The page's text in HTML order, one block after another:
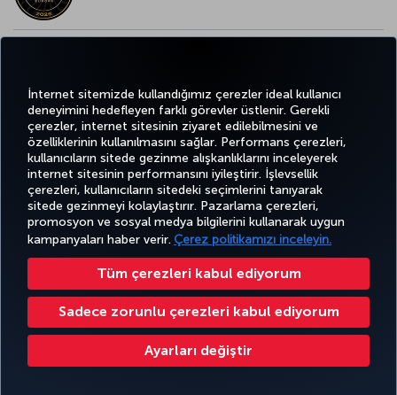
İnternet sitemizde kullandığımız çerezler ideal kullanıcı
deneyimini hedefleyen farklı görevler üstlenir. Gerekli
çerezler, internet sitesinin ziyaret edilebilmesini ve
özelliklerinin kullanılmasını sağlar. Performans çerezleri,
kullanıcıların sitede gezinme alışkanlıklarını inceleyerek
internet sitesinin performansını iyileştirir. İşlevsellik
çerezleri, kullanıcıların sitedeki seçimlerini tanıyarak
sitede gezinmeyi kolaylaştırır. Pazarlama çerezleri,
promosyon ve sosyal medya bilgilerini kullanarak uygun
kampanyaları haber verir. Çerez politikamızı inceleyin.
Tüm çerezleri kabul ediyorum
Sadece zorunlu çerezleri kabul ediyorum
Ayarları değiştir
TwitterFacebook
Instagram
YoutubeLinkedIn
TiktokBlogPinterest
BİLET
AL VE
YÖNET
DENEYİM
FIRSATLAR
VE UÇUŞ
NOKTALARI
YARDIM
TURKISH
AIRLINES
HOLIDAYS
MILES&SMILES
Bilgi Toplumu Hizmetleri Erişilebilirlik Gizlilik ve Çerez Politikası Yasal Uyarı Yolcu Hakları
Çerez Ayarlarını Değiştir
Türk Hava Yolları A.O. Her hakkı saklıdır. © 1996 - 2025